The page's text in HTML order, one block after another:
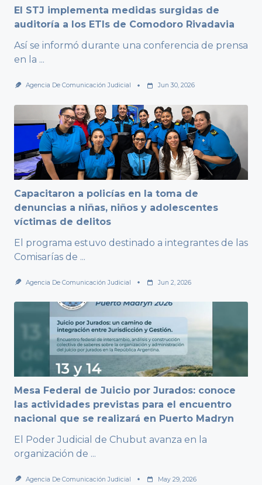
El STJ implementa medidas surgidas de
auditoría a los ETIs de Comodoro Rivadavia
Así se informó durante una conferencia de prensa
en la ...
Agencia De Comunicación Judicial Jun 30, 2026
Capacitaron a policías en la toma de
denuncias a niñas, niños y adolescentes
víctimas de delitos
El programa estuvo destinado a integrantes de las
Comisarías de ...
Agencia De Comunicación Judicial Jun 2, 2026
Mesa Federal de Juicio por Jurados: conoce
las actividades previstas para el encuentro
nacional que se realizará en Puerto Madryn
El Poder Judicial de Chubut avanza en la
organización de ...
Agencia De Comunicación Judicial May 29, 2026